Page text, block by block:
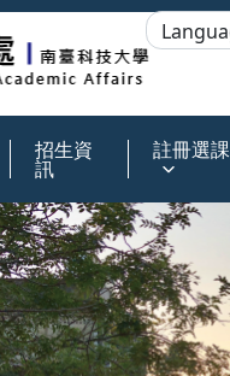
招生資
訊
註冊選課